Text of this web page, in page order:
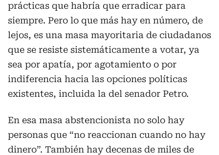
prácticas que habría que erradicar para
siempre. Pero lo que más hay en número, de
lejos, es una masa mayoritaria de ciudadanos
que se resiste sistemáticamente a votar, ya
sea por apatía, por agotamiento o por
indiferencia hacia las opciones políticas
existentes, incluida la del senador Petro.
En esa masa abstencionista no solo hay
personas que “no reaccionan cuando no hay
dinero”. También hay decenas de miles de